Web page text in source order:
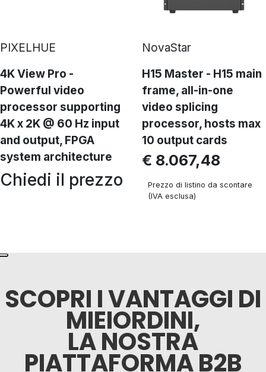
PIXELHUE
4K View Pro -
Powerful video
processor supporting
4K x 2K @ 60 Hz input
and output, FPGA
system architecture
Chiedi il prezzo
NovaStar
H15 Master - H15 main
frame, all-in-one
video splicing
processor, hosts max
10 output cards
€ 8.067,48
Prezzo di listino da scontare
(IVA esclusa)
SCOPRI I VANTAGGI DI
MIEIORDINI,
LA NOSTRA
PIATTAFORMA B2B